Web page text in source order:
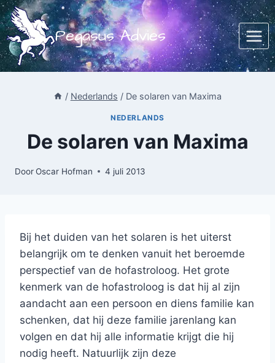
Doorgaan
naar
inhoud
Pegasus Advies
/ Nederlands / De solaren van Maxima
NEDERLANDS
De solaren van Maxima
DoorOscar Hofman 4 juli 2013
Bij het duiden van het solaren is het uiterst
belangrijk om te denken vanuit het beroemde
perspectief van de hofastroloog. Het grote
kenmerk van de hofastroloog is dat hij al zijn
aandacht aan een persoon en diens familie kan
schenken, dat hij deze familie jarenlang kan
volgen en dat hij alle informatie krijgt die hij
nodig heeft. Natuurlijk zijn deze